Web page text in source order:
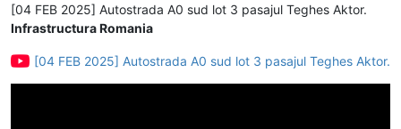
[04 FEB 2025] Autostrada A0 sud lot 3 pasajul Teghes Aktor.
Infrastructura Romania
[04 FEB 2025] Autostrada A0 sud lot 3 pasajul Teghes Aktor.